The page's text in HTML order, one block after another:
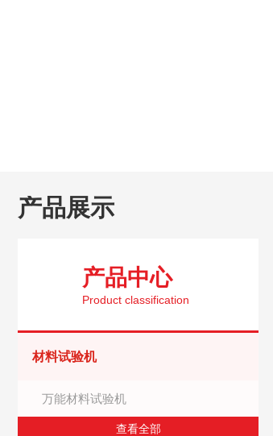
产品展示
产品中心
Product classification
材料试验机
万能材料试验机
查看全部